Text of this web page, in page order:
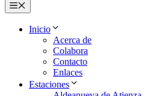
Menú
Inicio
Acerca de
Colabora
Contacto
Enlaces
Estaciones